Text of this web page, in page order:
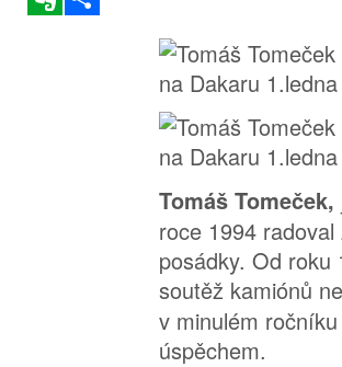
Tomáš Tomeček,
roce 1994
posádky. Od roku
soutěž kamiónů
v minulém
úspěchem.